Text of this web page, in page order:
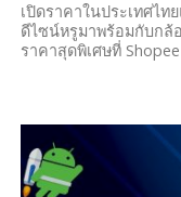
เปิดราคาในประเทศไท
ดีไซน์หรูมาพร้อมกับกล้
ราคาสุดพิเศษที่